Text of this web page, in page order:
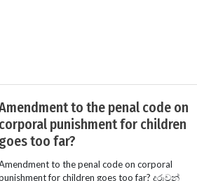
to the penal code on
corporal punishment for children
goes too far?
to the penal code on corporal
for children goes too far? දරුවන්